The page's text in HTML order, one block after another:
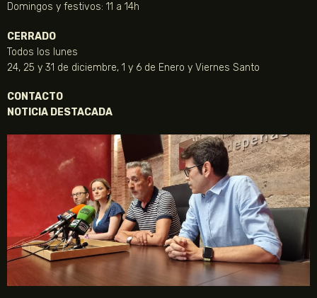
Domingos y festivos: 11 a 14h
CERRADO
Todos los lunes
24, 25 y 31 de diciembre, 1 y 6 de Enero y Viernes Santo
CONTACTO
NOTICIA DESTACADA